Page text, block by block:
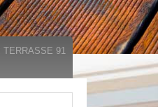
TERRASSE 91